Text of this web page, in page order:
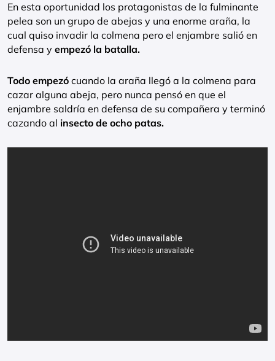
En esta oportunidad los protagonistas de la fulminante
pelea son un grupo de abejas y una enorme araña, la
cual quiso invadir la colmena pero el enjambre salió en
defensa y empezó la batalla.
Todo empezó cuando la araña llegó a la colmena para
cazar alguna abeja, pero nunca pensó en que el
enjambre saldría en defensa de su compañera y terminó
cazando al insecto de ocho patas.